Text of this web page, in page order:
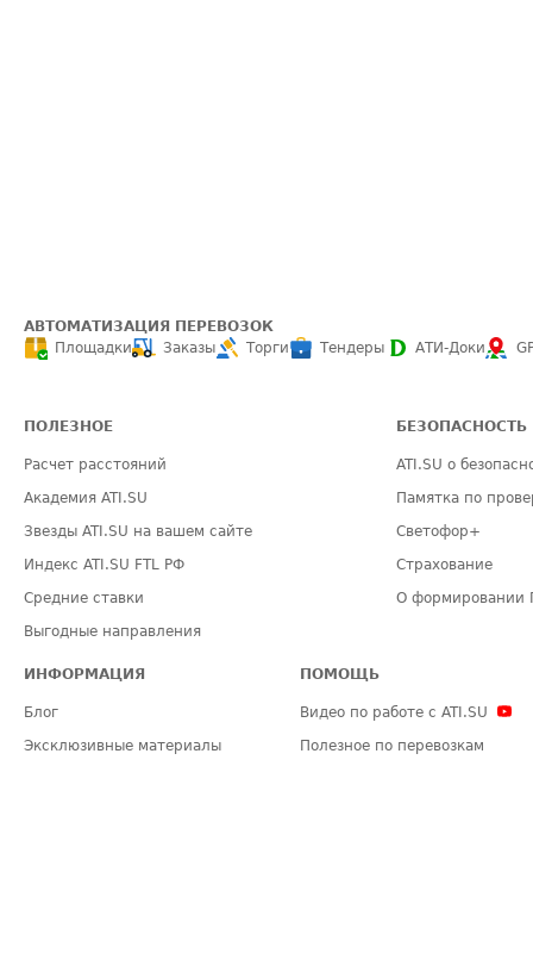
АВТОМАТИЗАЦИЯ ПЕРЕВОЗОК
Площадки
Заказы Торги Тендеры АТИ-Доки
ПОЛЕЗНОЕ
Расчет расстояний
Академия ATI.SU
Звезды ATI.SU на вашем сайте
Индекс ATI.SU FTL РФ
Средние ставки
Выгодные направления
БЕЗОПАСНОСТЬ
ATI.SU о
Памятка по
Светофор+
Страхование
О формировании
ИНФОРМАЦИЯ
Блог
Эксклюзивные материалы
ПОМОЩЬ
Видео по работе с ATI.SU
Полезное по перевозкам